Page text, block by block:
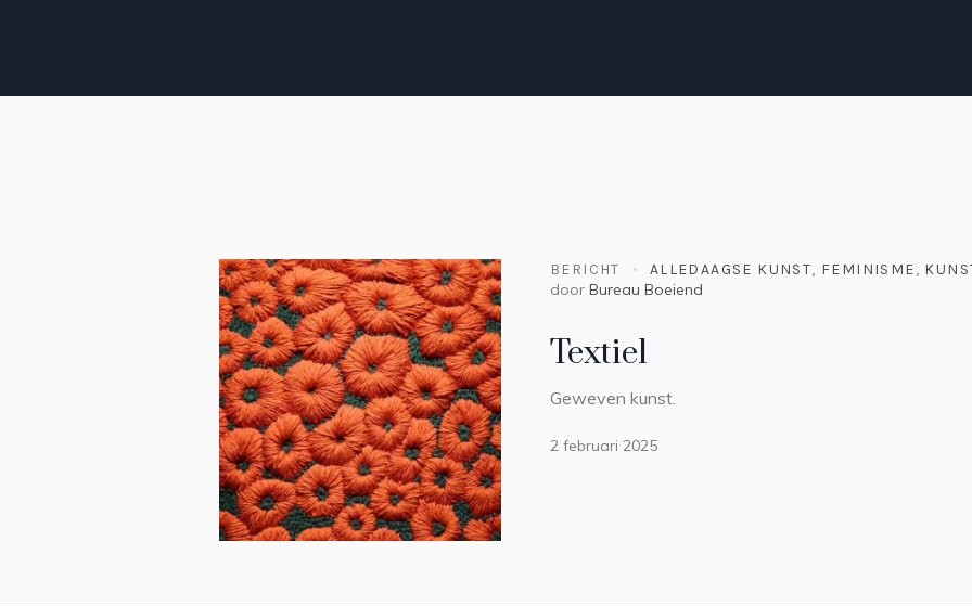
BERICHT ALLEDAAGSE KUNST, FEMINISME,
door Bureau Boeiend
Textiel
Geweven kunst.
2 februari 2025